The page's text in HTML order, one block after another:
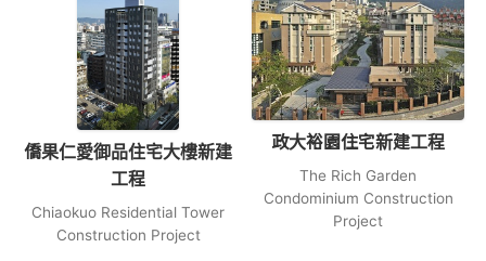
僑果仁愛御品住宅大樓新建
工程
Chiaokuo Residential Tower
Construction Project
政大裕園住宅新建工程
The Rich Garden
Condominium Construction
Project